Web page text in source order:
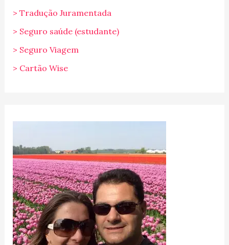
> Tradução Juramentada
> Seguro saúde (estudante)
> Seguro Viagem
> Cartão Wise